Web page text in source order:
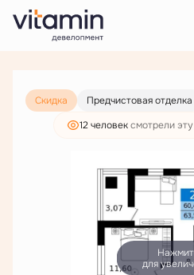
2-комнатная
от 30 990 руб./мес.
Скидка Предчистовая отделка
12 человексмотрели
для